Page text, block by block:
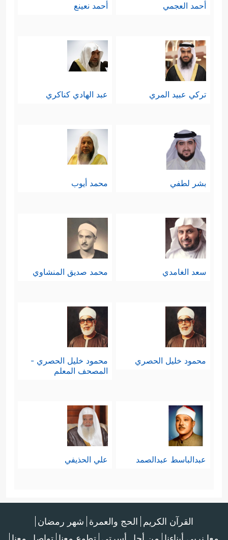
أحمد العجمي أحمد نعينع
تركي عبيد المري عبد الهادي كناكري
بشر لطفي محمد أيوب
سعد الغامدي محمد صديق المنشاوي
محمود خليل الحصري
محمود خليل الحصري -
المصحف المعلم
عبدالباسط عبدالصمد علي الحذيفي
القرآن الكريم الحج والعمرة شهر رمضان